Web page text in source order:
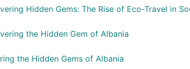
Hidden Gems: The Rise of Eco-Travel in
the Hidden Gem of Albania
the Hidden Gems of Albania